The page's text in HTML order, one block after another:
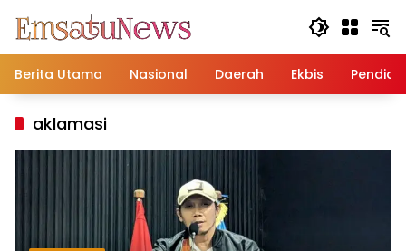
konten
Berita Utama
Nasional Daerah Ekbis
aklamasi